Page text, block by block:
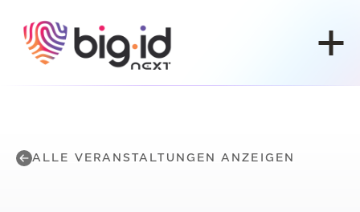
ALLE VERANSTALTUNGEN ANZEIGEN